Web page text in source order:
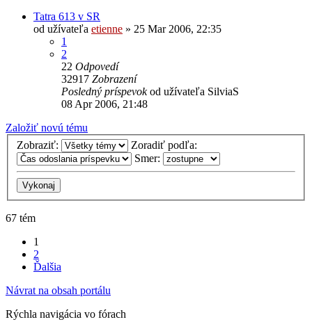
Tatra 613 v SR
od užívateľa etienne » 25 Mar 2006, 22:35
1
2
22 Odpovedí
32917 Zobrazení
Posledný príspevokod užívateľa SilviaS
08 Apr 2006, 21:48
Založiť novú tému
Zobraziť:
Zoradiť podľa:
Smer:
67 tém
1
2
Ďalšia
Návrat na obsah portálu
Rýchla navigácia vo fórach